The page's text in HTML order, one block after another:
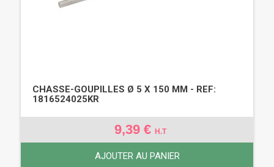
CHASSE-GOUPILLES Ø 5 X 150 MM - REF:
1816524025KR
9,39 € H.T
AJOUTER AU PANIER